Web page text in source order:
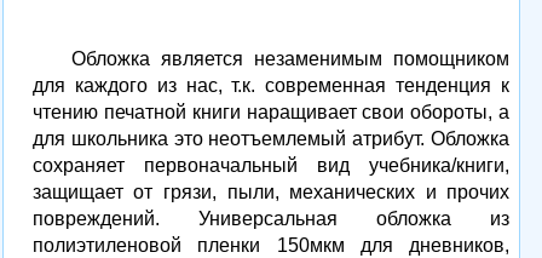
Обложка является незаменимым помощником
для каждого из нас, т.к. современная тенденция к
чтению печатной книги наращивает свои обороты, а
для школьника это неотъемлемый атрибут. Обложка
сохраняет первоначальный вид учебника/книги,
защищает от грязи, пыли, механических и прочих
повреждений. Универсальная обложка из
полиэтиленовой пленки 150мкм для дневников,